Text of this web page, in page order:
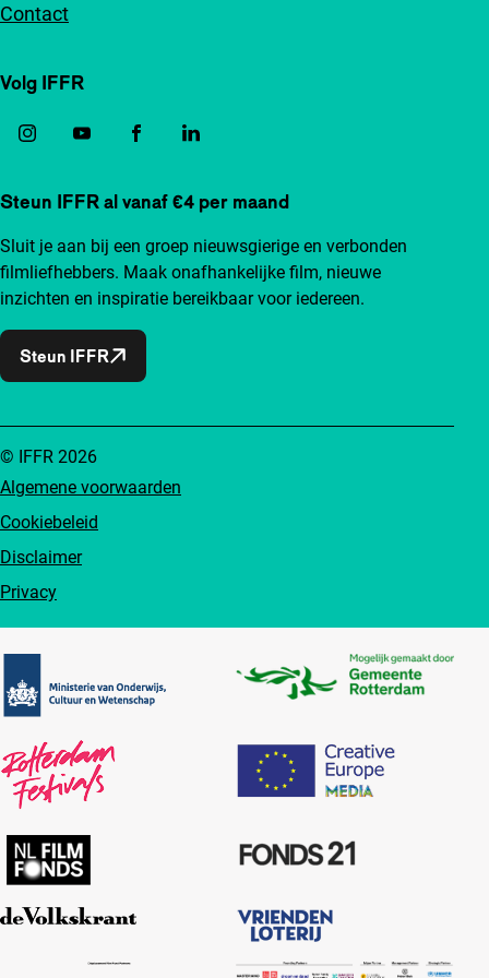
Contact
Volg IFFR
Steun IFFR al vanaf €4 per maand
Sluit je aan bij een groep nieuwsgierige en verbonden
filmliefhebbers. Maak onafhankelijke film, nieuwe
inzichten en inspiratie bereikbaar voor iedereen.
Steun IFFR
Algemene voorwaarden
Cookiebeleid
Disclaimer
Privacy
© IFFR 2026